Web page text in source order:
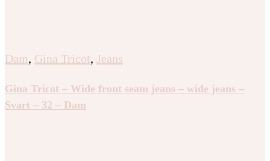
Dam, Gina Tricot, Jeans
Gina Tricot – Wide front seam jeans – wide jeans –
Svart – 32 – Dam